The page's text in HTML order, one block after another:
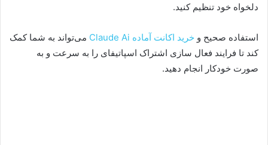
دلخواه خود تنظیم کنید.
استفاده صحیح و خرید اکانت آماده Claude Ai
می‌تواند به شما کمک
کند تا فرایند فعال سازی اشتراک اسپاتیفای را به سرعت و به
صورت خودکار انجام دهید.